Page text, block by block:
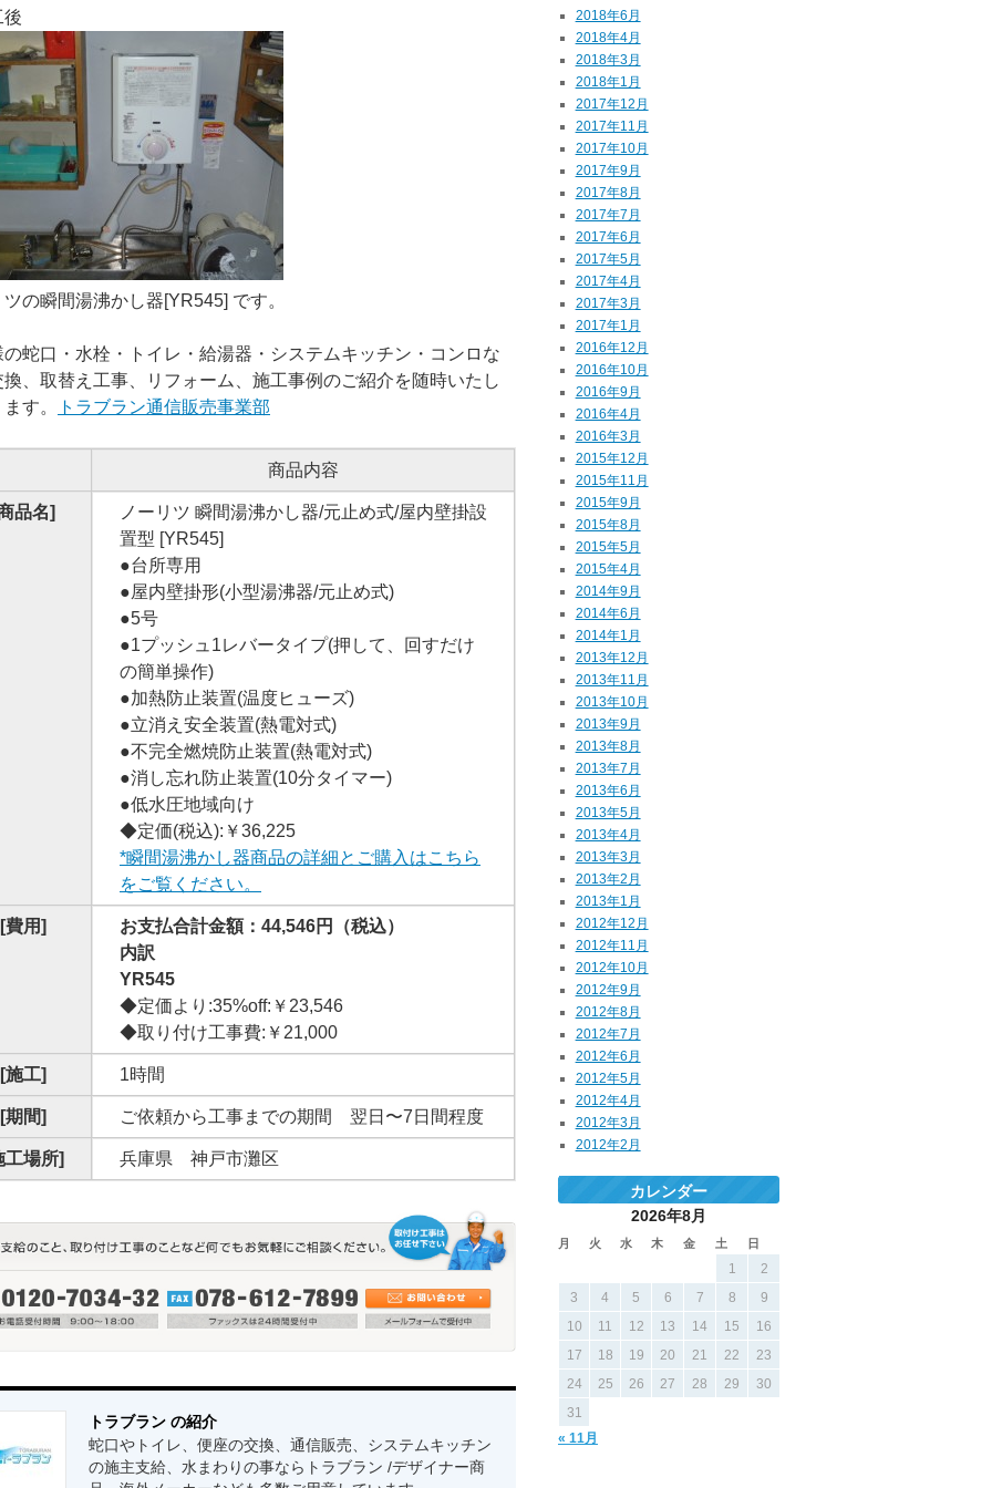
2018年6月
2018年4月
2018年3月
2018年1月
2017年12月
2017年11月
2017年10月
2017年9月
2017年8月
2017年7月
2017年6月
2017年5月
2017年4月
2017年3月
2017年1月
2016年12月
2016年10月
2016年9月
2016年4月
2016年3月
2015年12月
2015年11月
2015年9月
2015年8月
2015年5月
2015年4月
2014年9月
2014年6月
2014年1月
2013年12月
2013年11月
2013年10月
2013年9月
2013年8月
2013年7月
2013年6月
2013年5月
2013年4月
2013年3月
2013年2月
2013年1月
2012年12月
2012年11月
2012年10月
2012年9月
2012年8月
2012年7月
2012年6月
2012年5月
2012年4月
2012年3月
2012年2月
カレンダー
2026年8月
月 火 水 木 金 土 日
« 11月
1
2
3
4 5 6 7 8
9
10
11 12 13 14 15
16
17
18 19 20 21 22
23
24
25 26 27 28 29
30
31
の瞬間湯沸かし器[YR545] です。
の蛇口・水栓・トイレ・給湯器・システムキッチン・コンロな
換、取替え工事、リフォーム、施工事例のご紹介を随時いたし
す。
トラブラン通信販売事業部
商品内容
品名]
ノーリツ 瞬間湯沸かし器/元止め式/屋内壁掛設
置型 [YR545]
●台所専用
●屋内壁掛形(小型湯沸器/元止め式)
●5号
●1プッシュ1レバータイプ(押して、回すだけ
の簡単操作)
●加熱防止装置(温度ヒューズ)
●立消え安全装置(熱電対式)
●不完全燃焼防止装置(熱電対式)
●消し忘れ防止装置(10分タイマー)
●低水圧地域向け
◆定価(税込):￥36,225
*瞬間湯沸かし器商品の詳細とご購入はこちら
をご覧ください。
[費用]
お支払合計金額：44,546円（税込）
内訳
YR545
◆定価より:35%off:￥23,546
◆取り付け工事費:￥21,000
[施工] 1時間
[期間] ご依頼から工事までの期間 翌日〜7日間程度
工場所] 兵庫県 神戸市灘区
トラブラン の紹介
蛇口やトイレ、便座の交換、通信販売、システムキッチン
の施主支給、水まわりの事ならトラブラン /デザイナー商